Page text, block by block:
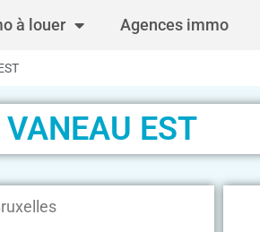
à louer Agences immo
VANEAU EST